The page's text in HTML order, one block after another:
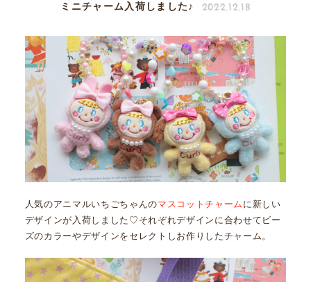
ミニチャーム入荷しました♪ 2022.12.18
人気のアニマルいちごちゃんのマスコットチャーム に新しい
デザインが入荷しました♡それぞれデザインに合わせてビー
ズのカラーやデザインをセレクトしお作りしたチャーム。